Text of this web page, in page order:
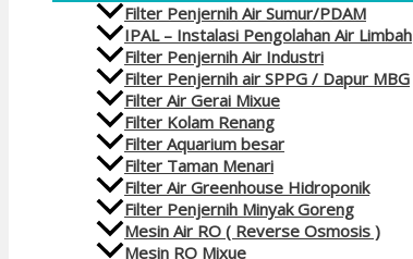
Filter Penjernih Air Sumur/PDAM
IPAL – Instalasi Pengolahan Air Limbah
Filter Penjernih Air Industri
Filter Penjernih air SPPG / Dapur MBG
Filter Air Gerai Mixue
Filter Kolam Renang
Filter Aquarium besar
Filter Taman Menari
Filter Air Greenhouse Hidroponik
Filter Penjernih Minyak Goreng
Mesin Air RO ( Reverse Osmosis )
Mesin RO Mixue